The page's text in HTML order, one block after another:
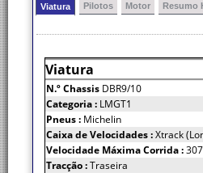
Viatura Pilotos Motor Resumo
Viatura
N.º Chassis DBR9/10
Categoria : LMGT1
Pneus : Michelin
Caixa de Velocidades :Xtrack
Velocidade Máxima Corrida :
Tracção :Traseira